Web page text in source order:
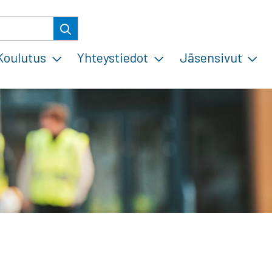
Yhteystiedot Jäsensivut